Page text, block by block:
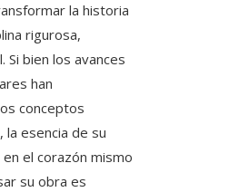
la historia
rigurosa,
Si bien los avances
han
conceptos
la esencia de su
el corazón mismo
su obra es